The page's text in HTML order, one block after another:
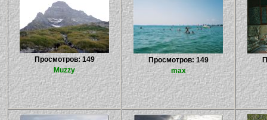
Просмотров: 149
Muzzy
Просмотров: 149
max